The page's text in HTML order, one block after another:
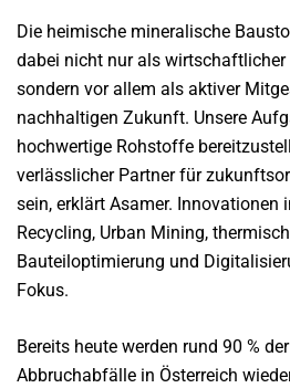
Die heimische mineralische
dabei nicht nur als wirtschaftlicher
sondern vor allem als aktiver
nachhaltigen Zukunft. Unsere
hochwertige Rohstoffe
verlässlicher Partner für
sein, erklärt Asamer. Innovationen
Recycling, Urban Mining,
Bauteiloptimierung und
Fokus.
Bereits heute werden rund 90 %
Abbruchabfälle in Österreich